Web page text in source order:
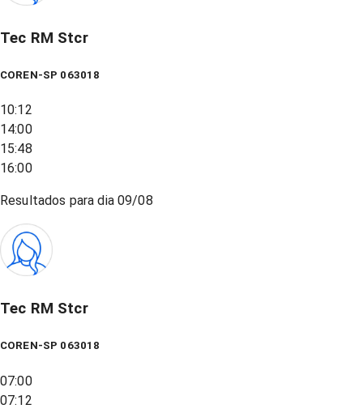
Tec RM Stcr
COREN-SP 063018
10:12
14:00
15:48
16:00
Resultados para dia09/08
Tec RM Stcr
COREN-SP 063018
07:00
07:12